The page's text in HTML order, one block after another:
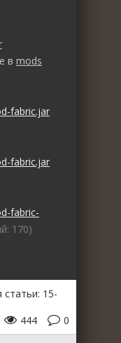
в mods
fabric.jar
fabric.jar
fabric-
170)
15-
0
444